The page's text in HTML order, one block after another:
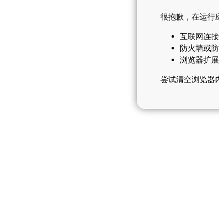
很抱歉，在运行
互联网连
防火墙或
浏览器扩
尝试清空浏览器